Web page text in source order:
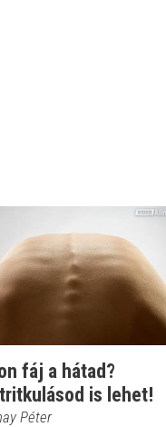
fáj a hátad?
is lehet!
Péter